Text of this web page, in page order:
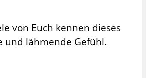
von Euch kennen dieses
und lähmende Gefühl.